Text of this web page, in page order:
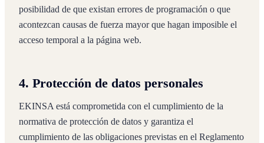
posibilidad de que existan errores de programación o que
acontezcan causas de fuerza mayor que hagan imposible el
acceso temporal a la página web.
4. Protección de datos personales
EKINSA está comprometida con el cumplimiento de la
normativa de protección de datos y garantiza el
cumplimiento de las obligaciones previstas en el Reglamento